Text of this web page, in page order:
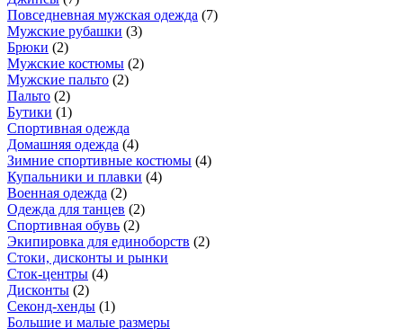
Повседневная мужская одежда (7)
Мужские рубашки (3)
Брюки (2)
Мужские костюмы (2)
Мужские пальто (2)
Пальто (2)
Бутики (1)
Спортивная одежда
Домашняя одежда (4)
Зимние спортивные костюмы (4)
Купальники и плавки (4)
Военная одежда (2)
Одежда для танцев (2)
Спортивная обувь (2)
Экипировка для единоборств (2)
Стоки, дисконты и рынки
Сток-центры (4)
Дисконты (2)
Секонд-хенды (1)
Большие и малые размеры